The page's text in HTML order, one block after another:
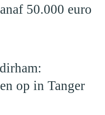
50.000 euro
op in Tanger